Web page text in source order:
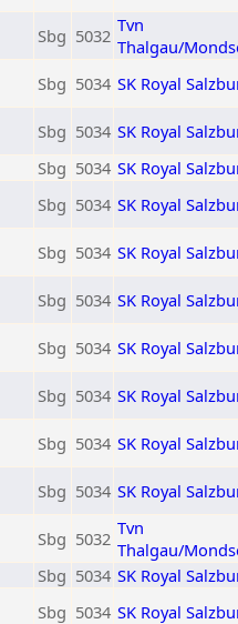
Sbg 5032 Tvn
Thalgau/
Sbg 5034 SK Royal
Sbg 5034 SK Royal
Sbg 5034 SK Royal
Sbg 5034 SK Royal
Sbg 5034 SK Royal
Sbg 5034 SK Royal
Sbg 5034 SK Royal
Sbg 5034 SK Royal
Sbg 5034 SK Royal
Sbg 5034 SK Royal
Sbg 5032 Tvn
Thalgau/
Sbg 5034 SK Royal
Sbg 5034 SK Royal